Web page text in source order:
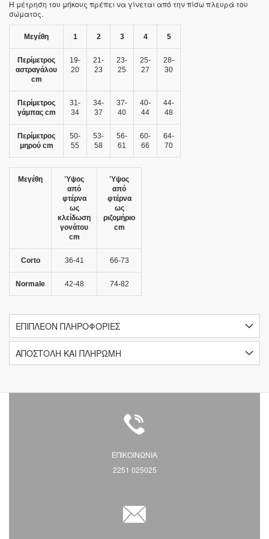
Η μέτρηση του μήκους πρέπει να γίνεται από την πίσω πλευρά του
σώματος.
Μεγέθη 1 2 3 4 5
Περίμετρος
αστραγάλου
cm
19-
20
21-
23
23-
25
25-
27
28-
30
Περίμετρος
γάμπας cm
31-
34
34-
37
37-
40
40-
44
44-
48
Περίμετρος
μηρού cm
50-
55
53-
58
56-
61
60-
66
64-
70
Μεγέθη
Ύψος
από
φτέρνα
ως
κλείδωση
γονάτου
cm
Ύψος
από
φτέρνα
ως
ριζομήριο
cm
Corto 36-41 66-73
Normale 42-48 74-82
ΕΠΙΠΛΈΟΝ ΠΛΗΡΟΦΟΡΊΕΣ
ΑΠΟΣΤΟΛΗ ΚΑΙ ΠΛΗΡΩΜΗ
ΕΠΙΚΟΙΝΩΝΙΑ
2251 025025